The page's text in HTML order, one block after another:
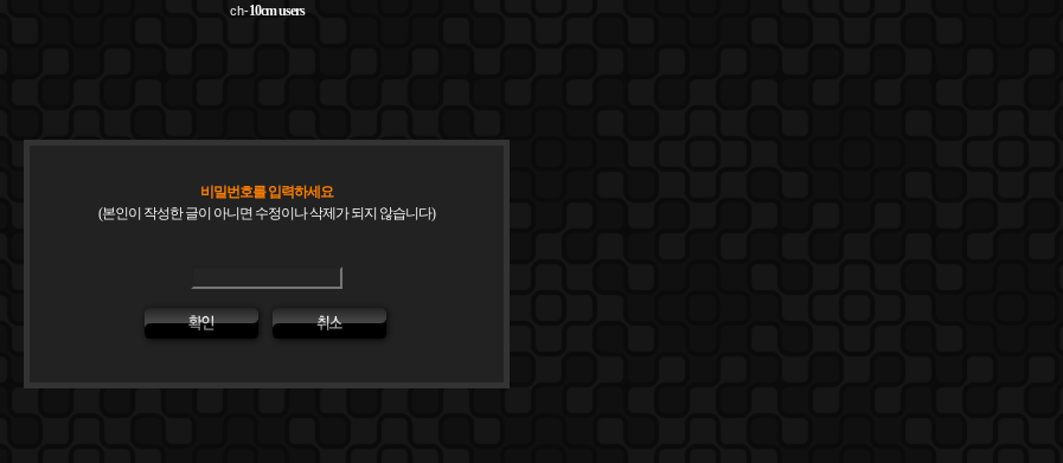
ch-10cmusers
비밀번호를 입력하세요
(본인이 작성한 글이 아니면 수정이나 삭제가 되지 않습니다)